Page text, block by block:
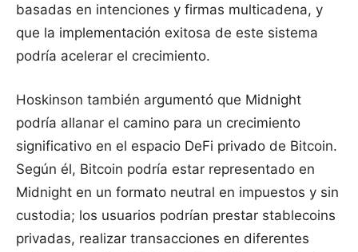
basadas en intenciones y firmas multicadena, y
que la implementación exitosa de este sistema
podría acelerar el crecimiento.
Hoskinson también argumentó que Midnight
podría allanar el camino para un crecimiento
significativo en el espacio DeFi privado de Bitcoin.
Según él, Bitcoin podría estar representado en
Midnight en un formato neutral en impuestos y sin
custodia; los usuarios podrían prestar stablecoins
privadas, realizar transacciones en diferentes